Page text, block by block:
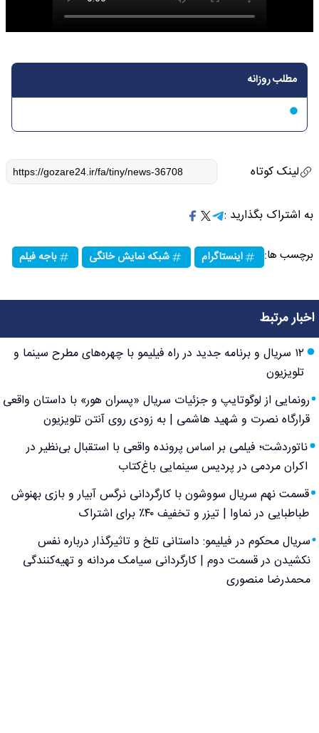
مطلب روزانه
لینک کوتاه
به اشتراک بگذارید :
برچسب ها: اینستاگرام شبکه نمایش خانگی باجه فیلم
اخبار مرتبط
۱۲ سریال و برنامه جدید در راه فیلیمو با چهره‌های مطرح سینما و
تلویزیون
رونمایی از لوگوتایپ و جزئیات سریال «پسران هور» با داستان واقعی
قرارگاه نصرت و شهید هاشمی | به زودی روی آنتن تلویزیون
ناتوردشت؛ فیلمی بر اساس پرونده واقعی با استقبال بی‌نظیر در
اکران مردمی در پردیس سینمایی باغ‌کتاب
قسمت نهم سریال سووشون با کارگردانی نرگس آبیار و بازی بهنوش
طباطبایی در نماوا | تیزر و تخفیف ۴۰٪ برای اشتراک
سریال محکوم در فیلیمو: داستانی تلخ و تاثیرگذار درباره نفس
نکشیدن در قسمت دوم | کارگردانی سیامک مردانه و تهیه‌کنندگی
محمدرضا منصوری